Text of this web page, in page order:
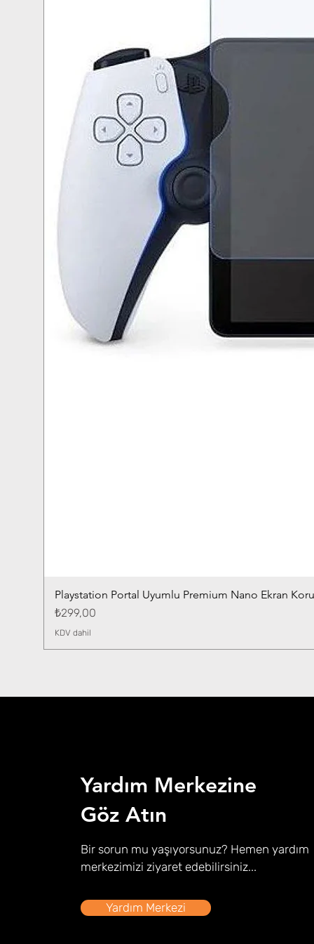
Playstation Portal Uyumlu Premium Nano Ekran
Fiyat
₺299,00
KDV dahil
Yardım Merkezine
Göz Atın
Bir sorun mu yaşıyorsunuz? Hemen yardım
merkezimizi ziyaret edebilirsiniz...
Yardım Merkezi